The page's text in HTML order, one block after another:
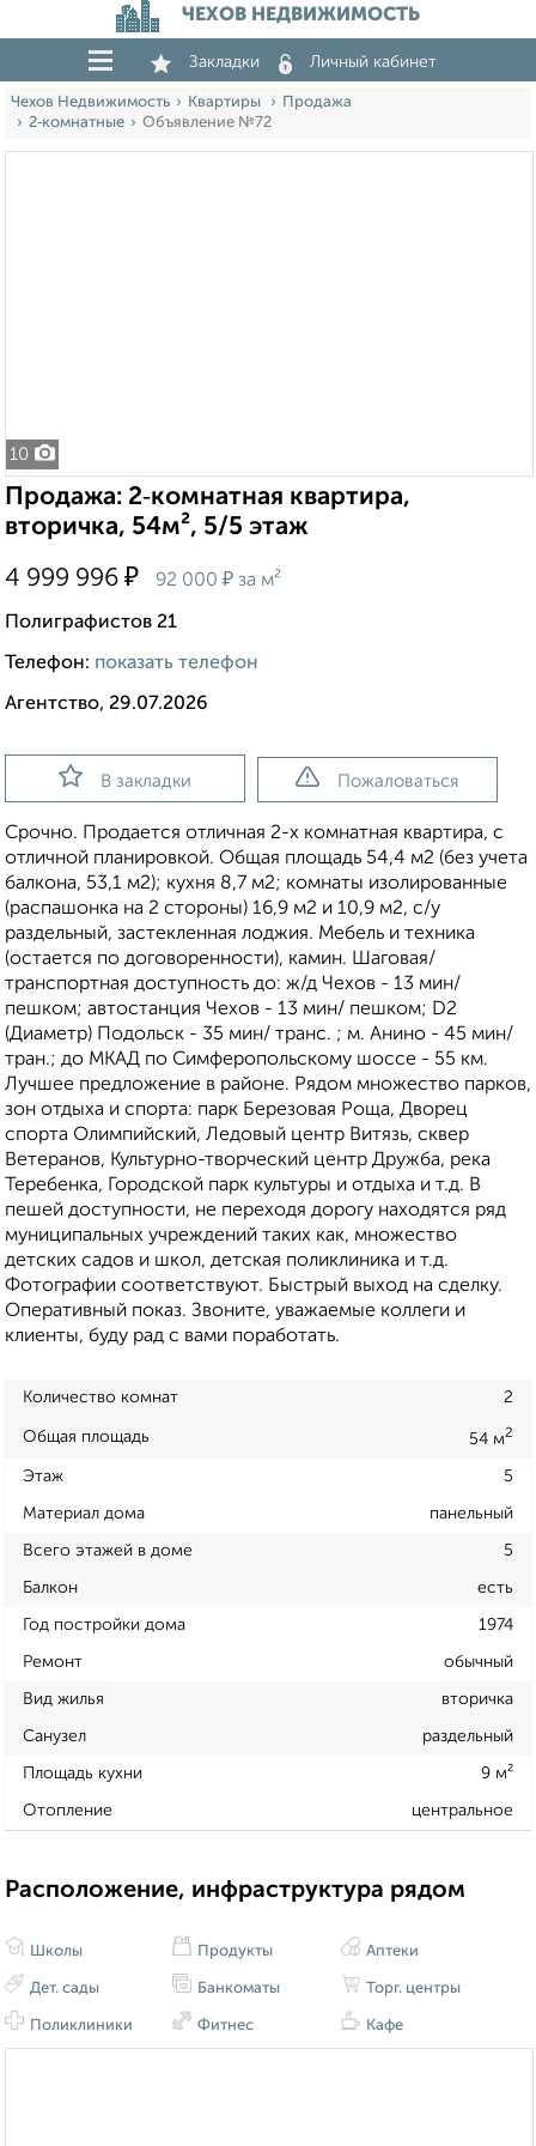
ЧЕХОВ НЕДВИЖИМОСТЬ
Закладки Личный кабинет
Чехов Недвижимость Квартиры
Продажа
2‑комнатные
Объявление №72
10
Продажа: 2‑комнатная квартира,
вторичка, 54м², 5/5 этаж
4 999 996 ₽ 92 000 ₽ за м²
Полиграфистов 21
Телефон: показать телефон
Агентство, 29.07.2026
В закладки Пожаловаться
Срочно. Продается отличная 2-х комнатная квартира, с
отличной планировкой. Общая площадь 54,4 м2 (без учета
балкона, 53,1 м2); кухня 8,7 м2; комнаты изолированные
(распашонка на 2 стороны) 16,9 м2 и 10,9 м2, с/у
раздельный, застекленная лоджия. Мебель и техника
(остается по договоренности), камин. Шаговая/
транспортная доступность до: ж/д Чехов - 13 мин/
пешком; автостанция Чехов - 13 мин/ пешком; D2
(Диаметр) Подольск - 35 мин/ транс. ; м. Анино - 45 мин/
тран.; до МКАД по Симферопольскому шоссе - 55 км.
Лучшее предложение в районе. Рядом множество парков,
зон отдыха и спорта: парк Березовая Роща, Дворец
спорта Олимпийский, Ледовый центр Витязь, сквер
Ветеранов, Культурно-творческий центр Дружба, река
Теребенка, Городской парк культуры и отдыха и т.д. В
пешей доступности, не переходя дорогу находятся ряд
муниципальных учреждений таких как, множество
детских садов и школ, детская поликлиника и т.д.
Фотографии соответствуют. Быстрый выход на сделку.
Оперативный показ. Звоните, уважаемые коллеги и
клиенты, буду рад с вами поработать.
Количество комнат 2
Общая площадь 54 м2
Этаж 5
Материал дома панельный
Всего этажей в доме 5
Балкон есть
Год постройки дома 1974
Ремонт обычный
Вид жилья вторичка
Санузел раздельный
Площадь кухни 9 м²
Отопление центральное
Расположение, инфраструктура рядом
Школы
Дет. сады
Поликлиники
Продукты
Банкоматы
Фитнес
Аптеки
Торг. центры
Кафе